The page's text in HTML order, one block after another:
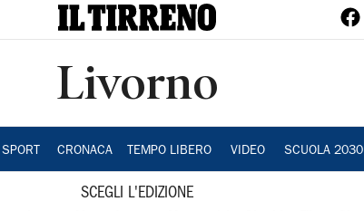
Livorno
SPORT CRONACA TEMPO LIBERO VIDEO SCUOLA 2030
SCEGLI L'EDIZIONE